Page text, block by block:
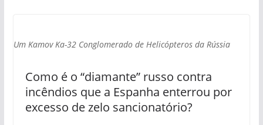
Um Kamov Ka-32 Conglomerado de Helicópteros da Rússia
Como é o “diamante” russo contra
incêndios que a Espanha enterrou por
excesso de zelo sancionatório?